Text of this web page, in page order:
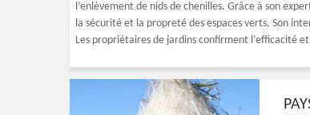
l’enlèvement de nids de chenilles. Grâce à son
la sécurité et la propreté des espaces verts. Son
Les propriétaires de jardins confirment l’efficacité